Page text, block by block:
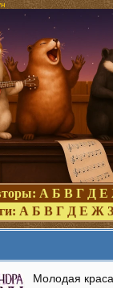
А Б В Г Д Е
А Б В Г Д Е Ж З
Молодая